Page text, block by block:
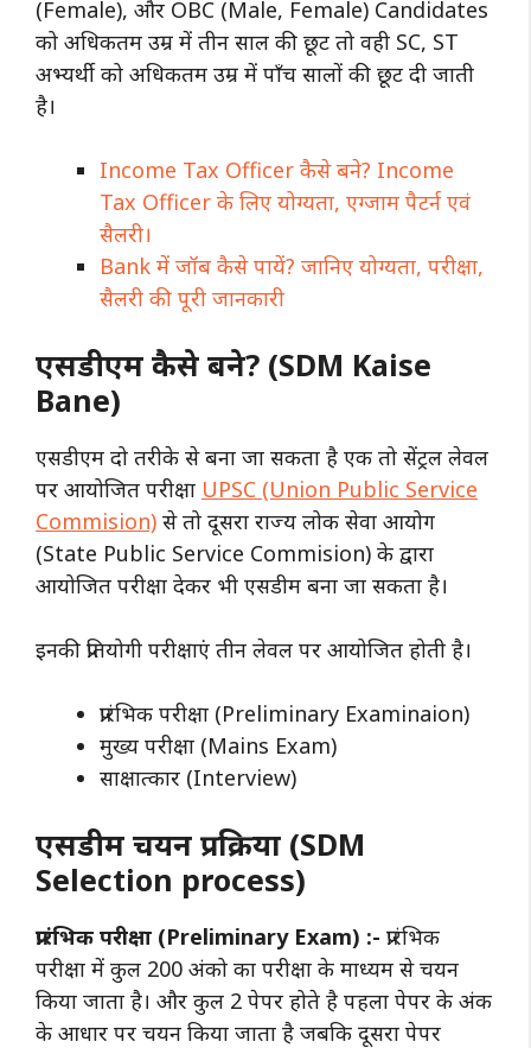
(Female), और OBC (Male, Female) Candidates
को अधिकतम उम्र में तीन साल की छूट तो वही SC, ST
अभ्यर्थी को अधिकतम उम्र में पाँच सालों की छूट दी जाती
है।
Income Tax Officer कैसे बने? Income
Tax Officer के लिए योग्यता, एग्जाम पैटर्न एवं
सैलरी।
Bank में जॉब कैसे पायें? जानिए योग्यता, परीक्षा,
सैलरी की पूरी जानकारी
एसडीएम कैसे बने? (SDM Kaise
Bane)
एसडीएम दो तरीके से बना जा सकता है एक तो सेंट्रल लेवल
पर आयोजित परीक्षा UPSC (Union Public Service
Commision) से तो दूसरा राज्य लोक सेवा आयोग
(State Public Service Commision) के द्वारा
आयोजित परीक्षा देकर भी एसडीम बना जा सकता है।
इनकी प्रतियोगी परीक्षाएं तीन लेवल पर आयोजित होती है।
प्रारंभिक परीक्षा (Preliminary Examinaion)
मुख्य परीक्षा (Mains Exam)
साक्षात्कार (Interview)
एसडीम चयन प्रक्रिया (SDM
Selection process)
प्रारंभिक परीक्षा (Preliminary Exam) :- प्रारंभिक
परीक्षा में कुल 200 अंको का परीक्षा के माध्यम से चयन
किया जाता है। और कुल 2 पेपर होते है पहला पेपर के अंक
के आधार पर चयन किया जाता है जबकि दूसरा पेपर